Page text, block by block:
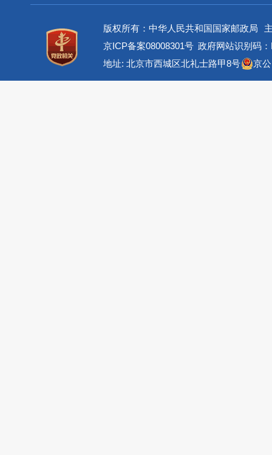
版权所有：中华人民共和国国家邮政局
京ICP备案08008301号 政府网站识别码
地址: 北京市西城区北礼士路甲8号
京